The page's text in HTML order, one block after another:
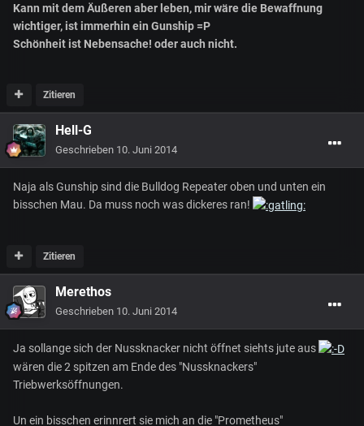
Kann mit dem Äußeren aber leben, mir wäre die Bewaffnung
wichtiger, ist immerhin ein Gunship =P
Schönheit ist Nebensache! oder auch nicht.
Zitieren
Hell-G
Geschrieben 10. Juni 2014
Naja als Gunship sind die Bulldog Repeater oben und unten ein
bisschen Mau. Da muss noch was dickeres ran!
Zitieren
Merethos
Geschrieben 10. Juni 2014
Ja sollange sich der Nussknacker nicht öffnet siehts jute aus
wären die 2 spitzen am Ende des "Nussknackers"
Triebwerksöffnungen.
Un ein bisschen erinnrert sie mich an die "Prometheus"